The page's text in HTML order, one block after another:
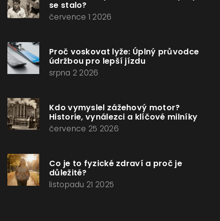
se stalo?
července 1 2026
Proč voskovat lyže: Úplný průvodce
údržbou pro lepší jízdu
srpna 2 2026
Kdo vymyslel zážehový motor?
Historie, vynálezci a klíčové milníky
července 25 2026
Co je to fyzické zdraví a proč je
důležité?
listopadu 21 2025